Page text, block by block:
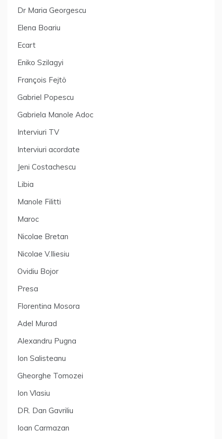
Dr Maria Georgescu
Elena Boariu
Ecart
Eniko Szilagyi
François Fejtö
Gabriel Popescu
Gabriela Manole Adoc
Interviuri TV
Interviuri acordate
Jeni Costachescu
Libia
Manole Filitti
Maroc
Nicolae Bretan
Nicolae V.Iliesiu
Ovidiu Bojor
Presa
Florentina Mosora
Adel Murad
Alexandru Pugna
Ion Salisteanu
Gheorghe Tomozei
Ion Vlasiu
DR. Dan Gavriliu
Ioan Carmazan